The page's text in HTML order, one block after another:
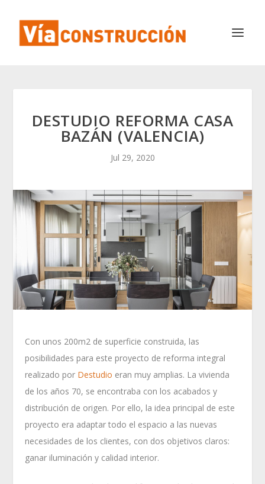
DESTUDIO REFORMA CASA
BAZÁN (VALENCIA)
Jul 29, 2020
Con unos 200m2 de superficie construida, las
posibilidades para este proyecto de reforma integral
realizado por Destudio eran muy amplias. La vivienda
de los años 70, se encontraba con los acabados y
distribución de origen. Por ello, la idea principal de este
proyecto era adaptar todo el espacio a las nuevas
necesidades de los clientes, con dos objetivos claros:
ganar iluminación y calidad interior.